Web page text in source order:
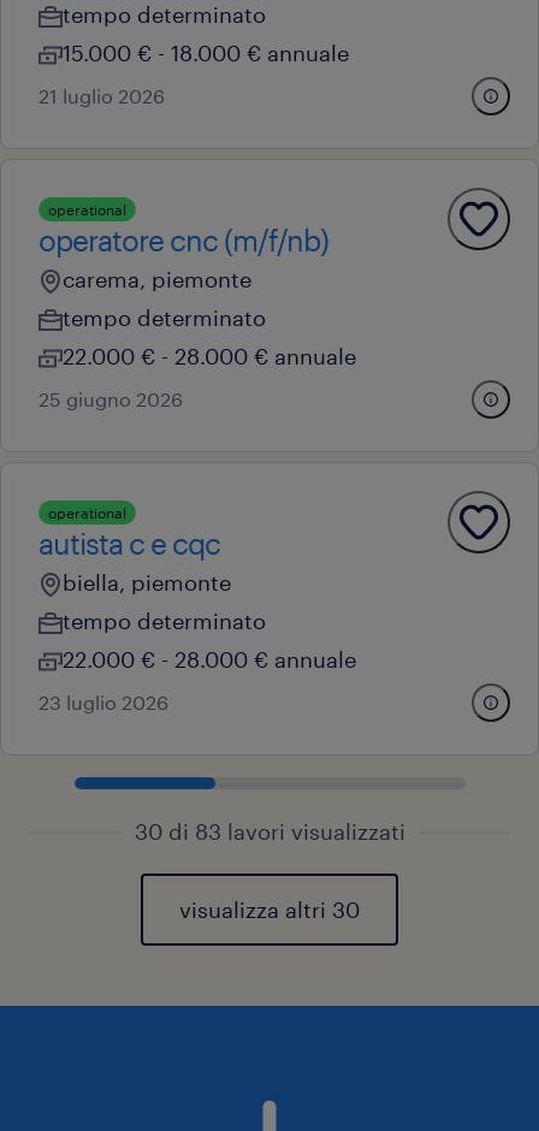
tempo determinato
15.000 € - 18.000 € annuale
21 luglio 2026
operational
operatore cnc (m/f/nb)
carema, piemonte
tempo determinato
22.000 € - 28.000 € annuale
25 giugno 2026
operational
autista c e cqc
biella, piemonte
tempo determinato
22.000 € - 28.000 € annuale
23 luglio 2026
30 di 83 lavori visualizzati
visualizza altri 30